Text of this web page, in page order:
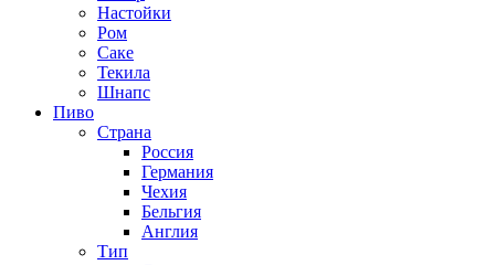
Настойки
Ром
Саке
Текила
Шнапс
Пиво
Страна
Россия
Германия
Чехия
Бельгия
Англия
Тип